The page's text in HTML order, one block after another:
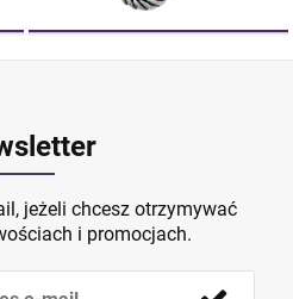
jeżeli chcesz otrzymywać
i promocjach.